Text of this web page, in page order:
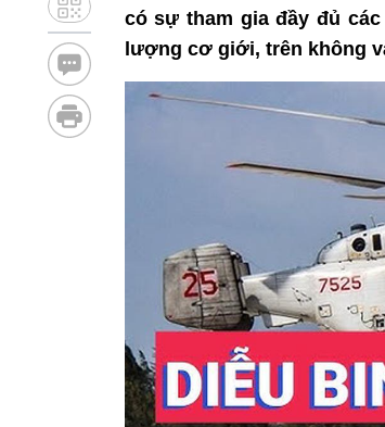
có sự tham gia đầy đủ
lượng cơ giới, trên không